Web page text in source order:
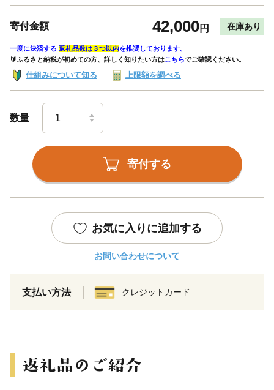
寄付金額 42,000円 在庫あり
一度に決済する 返礼品数は３つ以内を推奨しております。
🔰ふるさと納税が初めての方、詳しく知りたい方はこちらでご確認ください。
仕組みについて知る 上限額を調べる
数量
寄付する
お気に入りに追加する
お問い合わせについて
支払い方法 クレジットカード